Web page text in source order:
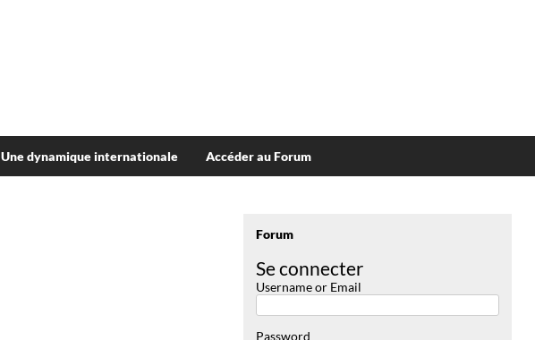
Une dynamique internationale Accéder au Forum
Forum
Se connecter
Username or Email
Password